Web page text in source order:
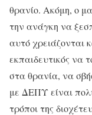
θρανίο. Ακόμη, ο
την ανάγκη να
αυτό χρειάζονται
εκπαιδευτικός να
στα θρανία, να
με ΔΕΠΥ είναι
τρόποι της